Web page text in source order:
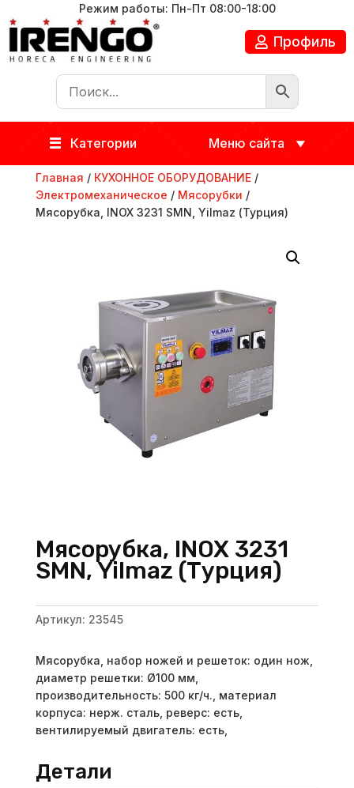
Режим работы: Пн-Пт 08:00-18:00
Профиль
Категории Меню сайта
Главная / КУХОННОЕ ОБОРУДОВАНИЕ/
Электромеханическое / Мясорубки /
Мясорубка, INOX 3231 SMN, Yilmaz (Турция)
Мясорубка, INOX 3231
SMN, Yilmaz (Турция)
Артикул: 23545
Мясорубка, набор ножей и решеток: один нож,
диаметр решетки: Ø100 мм,
производительность: 500 кг/ч., материал
корпуса: нерж. сталь, реверс: есть,
вентилируемый двигатель: есть,
Детали